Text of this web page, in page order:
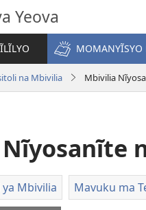
Yeova
na Mbivilia Mbivilia
Mbivilia Mavuku ma